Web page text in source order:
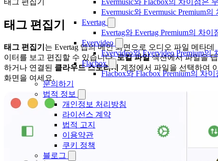
Evermusic와 Flacbox의 차이점은
Evermusic와 Evermusic Premium의
Evertag
Evertag와 Evertag Premium의 차
Evervideo
Evervideo와 Evervideo Premium의
Flacbox
Flacbox와 Flacbox Premium의 차
문의하기
법적 정보
개인정보 처리방침
라이선스 계약
법적 고지
이용약관
쿠키 정책
블로그
태그 편집기
태그 편집기
태그 편집기 는 Evertag 앱의 메인 화면으로 오디오 파일 메타데
이터를 보고 편집할 수 있습니다.로컬 파일섹션에서 파일을 탭
하거나 연결된 클라우드 스토리지 계정에서 파일을 선택하여
화면을 여세요.